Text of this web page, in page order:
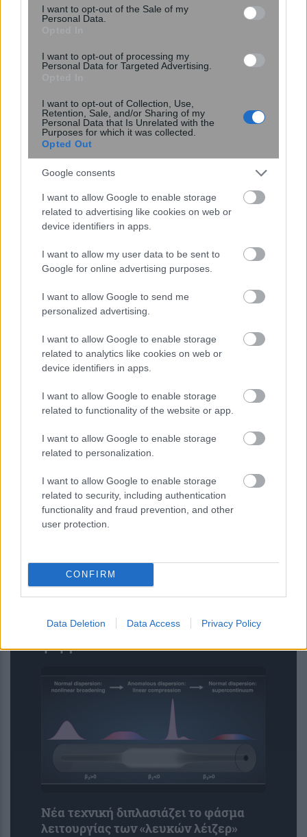
consent section.
I want to opt-out of the Sale of my
Personal Data.
I want to opt-out of processing my
Personal Data for Targeted Advertising.
I want to opt-out of Collection, Use,
Retention, Sale, and/or Sharing of my
Personal Data that Is Unrelated with the
Purposes for which it was collected.
Opted Out
Google consents
I want to allow Google to enable storage
related to advertising like cookies on web or
device identifiers in apps.
I want to allow my user data to be sent to
Google for online advertising purposes.
I want to allow Google to send me
personalized advertising.
I want to allow Google to enable storage
related to analytics like cookies on web or
device identifiers in apps.
I want to allow Google to enable storage
related to functionality of the website or app.
I want to allow Google to enable storage
related to personalization.
I want to allow Google to enable storage
related to security, including authentication
functionality and fraud prevention, and other
user protection.
CONFIRM
Data Deletion Data Access Privacy Policy
Σε ποια ηλικία ο εγκέφαλος είναι στα
ικανότητα στα 70
Κρέμες, κολλαγόνο ή βάρη; Τι
πραγματικά λειτουργεί στη σύσφιξη
μετά από μεγάλη απώλεια βάρους
Η τεχνητή νοημοσύνη του Google
Maps αναλαμβάνει παραγγελίες
φαγητού
Νέα τεχνική διπλασιάζει το φάσμα
λειτουργίας των «λευκών λέιζερ»